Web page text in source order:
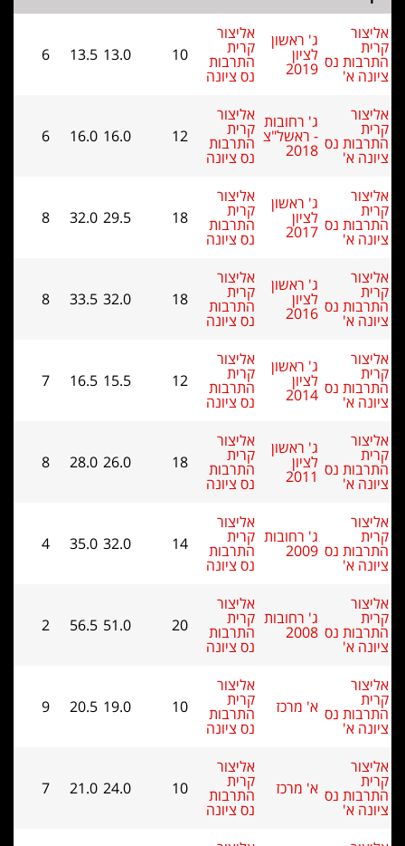
נס
ג' ראשון
לציון
2019
אליצור
קרית
התרבות
נס ציונה
10
13.0
13.5
6
נס
ג' רחובות
- ראשל"צ
2018
אליצור
קרית
התרבות
נס ציונה
12
16.0
16.0
6
נס
ג' ראשון
לציון
2017
אליצור
קרית
התרבות
נס ציונה
18
29.5
32.0
8
נס
ג' ראשון
לציון
2016
אליצור
קרית
התרבות
נס ציונה
18
32.0
33.5
8
נס
ג' ראשון
לציון
2014
אליצור
קרית
התרבות
נס ציונה
12
15.5
16.5
7
נס
ג' ראשון
לציון
2011
אליצור
קרית
התרבות
נס ציונה
18
26.0
28.0
8
נס
ג' רחובות
2009
קרית
התרבות 14
32.0
35.0
4
נס
ג' רחובות
2008
קרית
התרבות 20
51.0
56.5
2
נס א' מרכז קרית
התרבות 10
19.0
20.5
9
נס א' מרכז קרית
התרבות 10
24.0
21.0
7